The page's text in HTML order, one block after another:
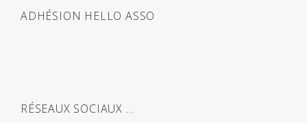
ADHÉSION HELLO ASSO
RÉSEAUX SOCIAUX …